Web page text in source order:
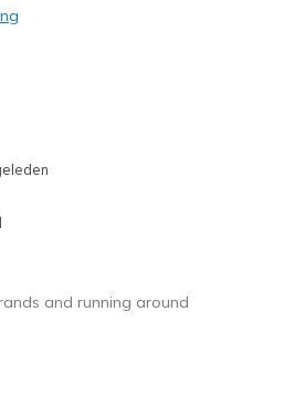
Into Shoes
and running around